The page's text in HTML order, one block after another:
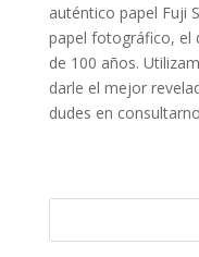
auténtico papel Fuji
papel fotográfico, el
de 100 años.
darle el mejor
dudes en